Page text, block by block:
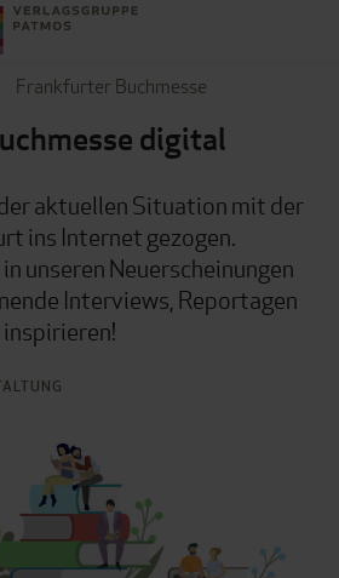
Frankfurter Buchmesse
digital
aktuellen Situation mit der
ins Internet gezogen.
unseren Neuerscheinungen
Interviews, Reportagen
inspirieren!